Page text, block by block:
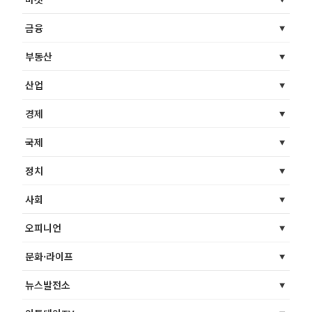
금융
부동산
산업
경제
국제
정치
사회
오피니언
문화·라이프
뉴스발전소